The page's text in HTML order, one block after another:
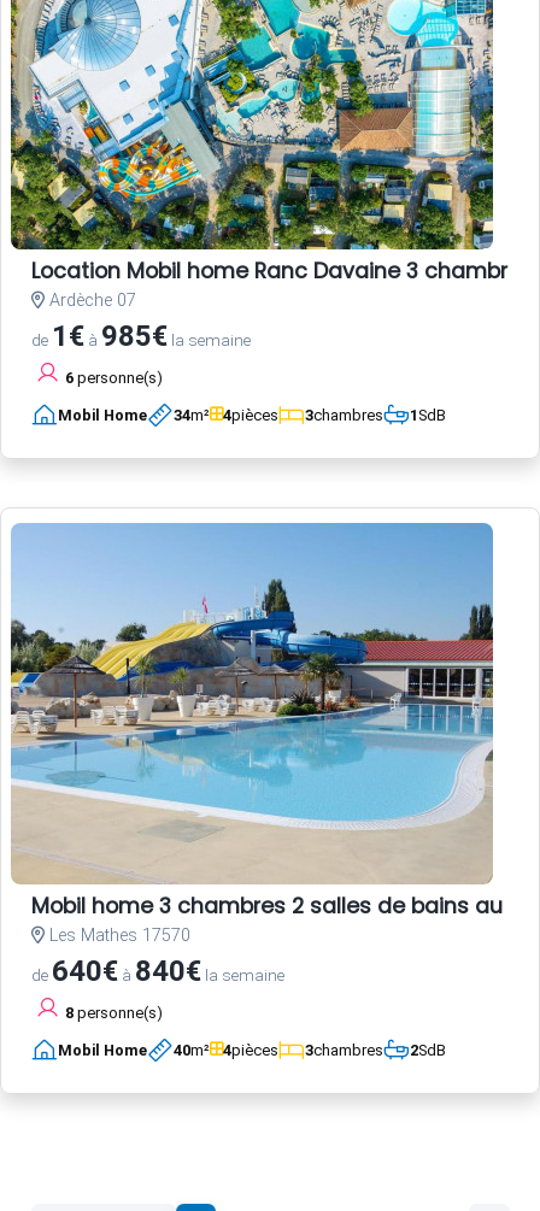
Location Mobil home Ranc Davaine 3 chambres
Ardèche 07
de 1€ à 985€ la semaine
6 personne(s)
Mobil Home 34m² 4pièces 3chambres 1SdB
Mobil home 3 chambres 2 salles de bains au
Les Mathes 17570
de 640€ à 840€ la semaine
8 personne(s)
Mobil Home 40m² 4pièces 3chambres 2SdB